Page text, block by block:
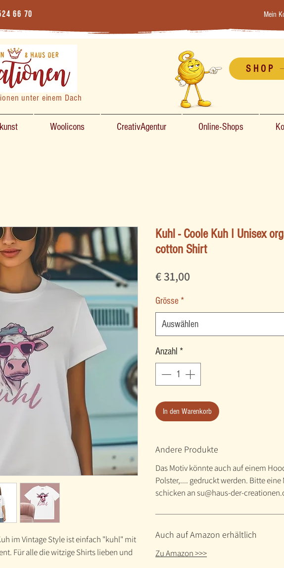
66 70 Mein
unter einem Dach
SHOP
Woolicons CreativAgentur Online-Shops
im Vintage Style ist einfach "kuhl" mit
Für alle die witzige Shirts lieben und
Kuhl - Coole Kuh I Unisex
cotton Shirt
€ 31,00
Grösse *
Auswählen
Anzahl *
In den Warenkorb
Andere Produkte
Das Motiv könnte auch auf einem
Polster,.... gedruckt werden. Bitte
schicken an su@haus-der-
Auch auf Amazon erhältlich
Zu Amazon >>>